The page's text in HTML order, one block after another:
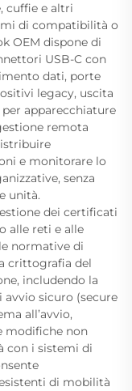
cuffie e altri
di compatibilità o
OEM dispone di
USB-C con
dati, porte
legacy, uscita
apparecchiature
remota
e monitorare lo
senza
unità.
dei certificati
alle reti e alle
normative di
crittografia del
includendo la
sicuro (secure
all’avvio,
modifiche non
con i sistemi di
di mobilità